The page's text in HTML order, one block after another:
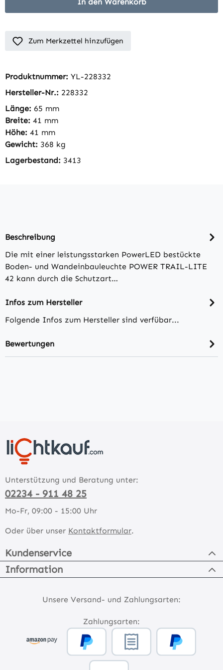
Zum Merkzettel hinzufügen
Produktnummer: YL-228332
Hersteller-Nr.: 228332
Länge: 65 mm
Breite: 41 mm
Höhe: 41 mm
Gewicht: 368 kg
Lagerbestand: 3413
Beschreibung
Die mit einer leistungsstarken PowerLED bestückte
Boden- und Wandeinbauleuchte POWER TRAIL-LITE
42 kann durch die Schutzart…
Infos zum Hersteller
Folgende Infos zum Hersteller sind verfübar...
Bewertungen
Unterstützung und Beratung unter:
02234 - 911 48 25
Mo-Fr, 09:00 - 15:00 Uhr
Oder über unser Kontaktformular.
Kundenservice
Information
Unsere Versand- und Zahlungsarten:
Zahlungsarten: